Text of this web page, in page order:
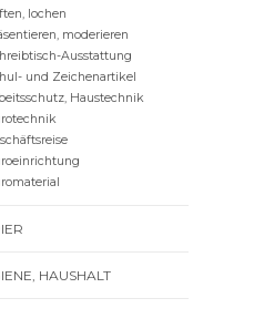
lochen
moderieren
Ausstattung
und Zeichenartikel
Haustechnik
HAUSHALT